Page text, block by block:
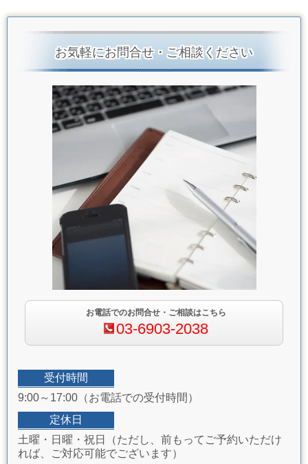
お気軽にお問合せ・ご相談ください
お電話でのお問合せ・ご相談はこちら
03-6903-2038
受付時間
9:00～17:00（お電話での受付時間）
定休日
土曜・日曜・祝日（ただし、前もってご予約いただけ
れば、ご対応可能でございます）